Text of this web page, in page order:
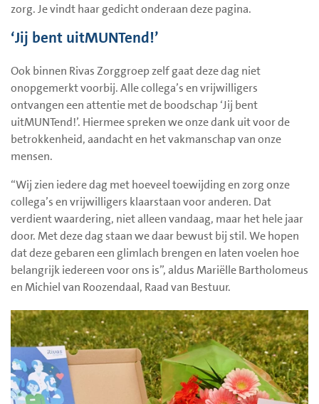
zorg. Je vindt haar gedicht onderaan deze pagina.
‘Jij bent uitMUNTend!’
Ook binnen Rivas Zorggroep zelf gaat deze dag niet
onopgemerkt voorbij. Alle collega’s en vrijwilligers
ontvangen een attentie met de boodschap ‘Jij bent
uitMUNTend!’. Hiermee spreken we onze dank uit voor de
betrokkenheid, aandacht en het vakmanschap van onze
mensen.
“Wij zien iedere dag met hoeveel toewijding en zorg onze
collega’s en vrijwilligers klaarstaan voor anderen. Dat
verdient waardering, niet alleen vandaag, maar het hele jaar
door. Met deze dag staan we daar bewust bij stil. We hopen
dat deze gebaren een glimlach brengen en laten voelen hoe
belangrijk iedereen voor ons is”, aldus Mariëlle Bartholomeus
en Michiel van Roozendaal, Raad van Bestuur.